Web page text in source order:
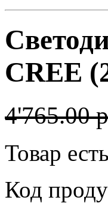
CREE
4'765.00
Товар
Код